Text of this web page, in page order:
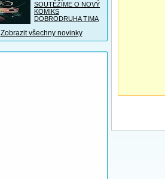
SOUTĚŽÍME O NOVÝ
KOMIKS
DOBRODRUHA TIMA
Zobrazit všechny novinky